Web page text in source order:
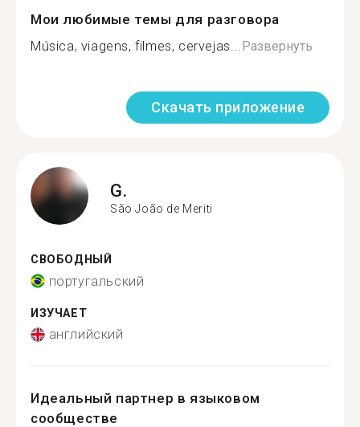
Мои любимые темы для разговора
Música, viagens, filmes, cervejas...Развернуть
Скачать приложение
G.
São João de Meriti
СВОБОДНЫЙ
португальский
ИЗУЧАЕТ
английский
Идеальный партнер в языковом
сообществе